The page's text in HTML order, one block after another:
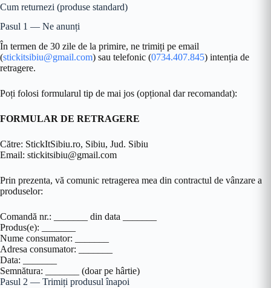
Cum returnezi (produse standard)
Pasul 1 — Ne anunți
În termen de 30 zile de la primire, ne trimiți pe email
(stickitsibiu@gmail.com) sau telefonic (0734.407.845) intenția de
retragere.
Poți folosi formularul tip de mai jos (opțional dar recomandat):
FORMULAR DE RETRAGERE
Către: StickItSibiu.ro, Sibiu, Jud. Sibiu
Email: stickitsibiu@gmail.com
Prin prezenta, vă comunic retragerea mea din contractul de vânzare a
produselor:
Comandă nr.: _______ din data _______
Produs(e): _______
Nume consumator: _______
Adresa consumator: _______
Data: _______
Semnătura: _______ (doar pe hârtie)
Pasul 2 — Trimiți produsul înapoi